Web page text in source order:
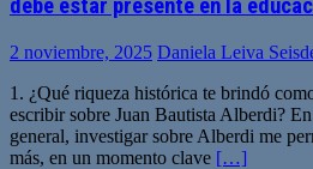
debe estar presente en la
2 noviembre, 2025 Daniela Leiva
1. ¿Qué riqueza histórica te brindó
escribir sobre Juan Bautista Alberdi?
general, investigar sobre Alberdi me
más, en un momento clave […]